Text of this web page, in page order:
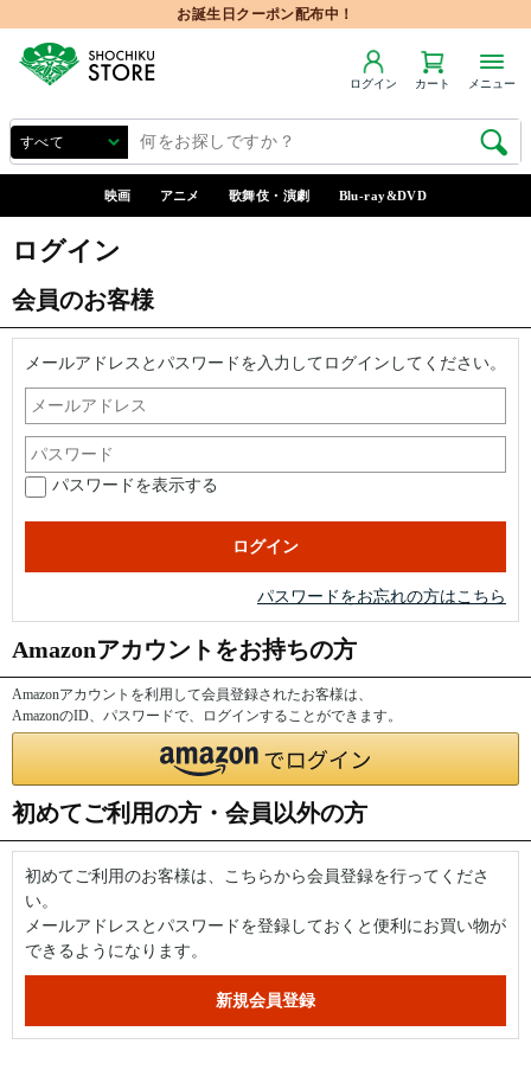
お誕生日クーポン配布中！
ログイン カート メニュー
映画 アニメ 歌舞伎・演劇 Blu-ray&DVD
ログイン
会員のお客様
メールアドレスとパスワードを入力してログインしてください。
パスワードを表示する
パスワードをお忘れの方はこちら
Amazonアカウントをお持ちの方
Amazonアカウントを利用して会員登録されたお客様は、
AmazonのID、パスワードで、ログインすることができます。
初めてご利用の方・会員以外の方
初めてご利用のお客様は、こちらから会員登録を行ってくださ
い。
メールアドレスとパスワードを登録しておくと便利にお買い物が
できるようになります。